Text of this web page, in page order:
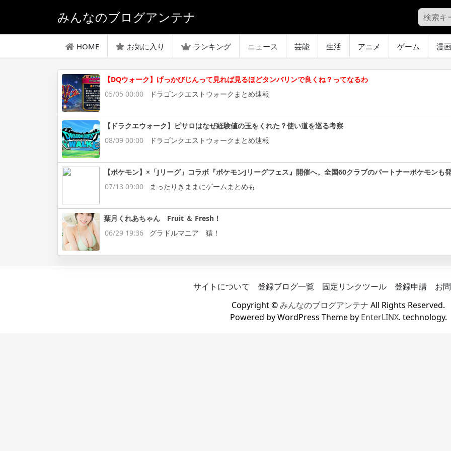
みんなのブログアンテナ
HOME お気に入り ランキング ニュース 芸能 生活 アニメ ゲーム 漫画
【DQウォーク】げっかびじんって見れば見るほどタンバリンで良くね？ってなるわ
05/05 00:00
ドラゴンクエストウォークまとめ速報
【ドラクエウォーク】ピサロはなぜ経験値の玉をくれた？使い道を巡る考察
08/09 00:00
ドラゴンクエストウォークまとめ速報
【ポケモン】×「Jリーグ」コラボ『ポケモンJリーグフェス』開催へ。全国60クラブのパートナーポケモンも
07/13 09:00
まったりきままにゲームまとめも
葉月くれあちゃん Fruit ＆ Fresh！
06/29 19:36
グラドルマニア 猿！
サイトについて 登録ブログ一覧 固定リンクツール 登録申請
お
Copyright ©みんなのブログアンテナ All Rights Reserved.
Powered by WordPress Theme by EnterLINX. technology.